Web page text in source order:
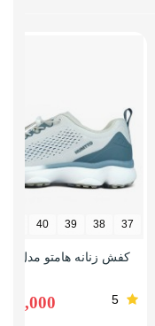
37
38
39
40
کفش زنانه هامتو مدل 371481B-6
5